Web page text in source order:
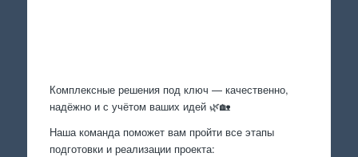
Комплексные решения под ключ — качественно,
надёжно и с учётом ваших идей 🌿🏡
Наша команда поможет вам пройти все этапы
подготовки и реализации проекта: